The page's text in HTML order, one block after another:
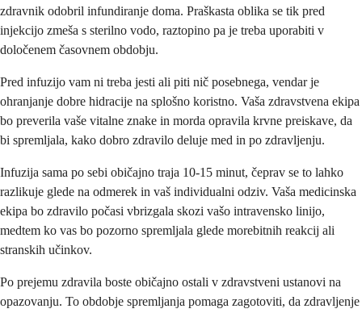
zdravnik odobril infundiranje doma. Praškasta oblika se tik pred
injekcijo zmeša s sterilno vodo, raztopino pa je treba uporabiti v
določenem časovnem obdobju.
Pred infuzijo vam ni treba jesti ali piti nič posebnega, vendar je
ohranjanje dobre hidracije na splošno koristno. Vaša zdravstvena ekipa
bo preverila vaše vitalne znake in morda opravila krvne preiskave, da
bi spremljala, kako dobro zdravilo deluje med in po zdravljenju.
Infuzija sama po sebi običajno traja 10-15 minut, čeprav se to lahko
razlikuje glede na odmerek in vaš individualni odziv. Vaša medicinska
ekipa bo zdravilo počasi vbrizgala skozi vašo intravensko linijo,
medtem ko vas bo pozorno spremljala glede morebitnih reakcij ali
stranskih učinkov.
Po prejemu zdravila boste običajno ostali v zdravstveni ustanovi na
opazovanju. To obdobje spremljanja pomaga zagotoviti, da zdravljenje